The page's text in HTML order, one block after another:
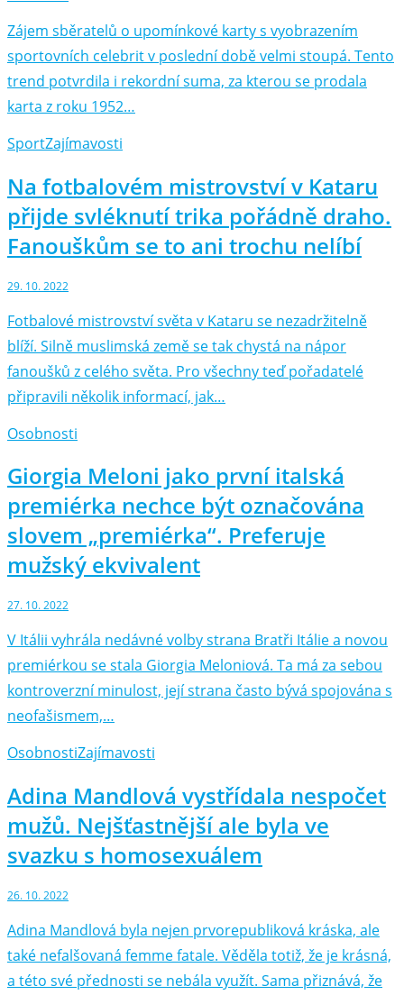
Zájem sběratelů o upomínkové karty s vyobrazením
sportovních celebrit v poslední době velmi stoupá. Tento
trend potvrdila i rekordní suma, za kterou se prodala
karta z roku 1952…
SportZajímavosti
Na fotbalovém mistrovství v Kataru
přijde svléknutí trika pořádně draho.
Fanouškům se to ani trochu nelíbí
29. 10. 2022
Fotbalové mistrovství světa v Kataru se nezadržitelně
blíží. Silně muslimská země se tak chystá na nápor
fanoušků z celého světa. Pro všechny teď pořadatelé
připravili několik informací, jak…
Osobnosti
Giorgia Meloni jako první italská
premiérka nechce být označována
slovem „premiérka“. Preferuje
mužský ekvivalent
27. 10. 2022
V Itálii vyhrála nedávné volby strana Bratři Itálie a novou
premiérkou se stala Giorgia Meloniová. Ta má za sebou
kontroverzní minulost, její strana často bývá spojována s
neofašismem,…
OsobnostiZajímavosti
Adina Mandlová vystřídala nespočet
mužů. Nejšťastnější ale byla ve
svazku s homosexuálem
26. 10. 2022
Adina Mandlová byla nejen prvorepubliková kráska, ale
také nefalšovaná femme fatale. Věděla totiž, že je krásná,
a této své přednosti se nebála využít. Sama přiznává, že